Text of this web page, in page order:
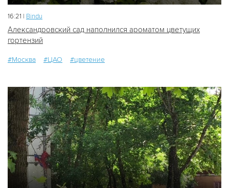
16:21 | Bindu
Александровский сад наполнился ароматом цветущих
гортензий
#Москва #ЦАО #цветение